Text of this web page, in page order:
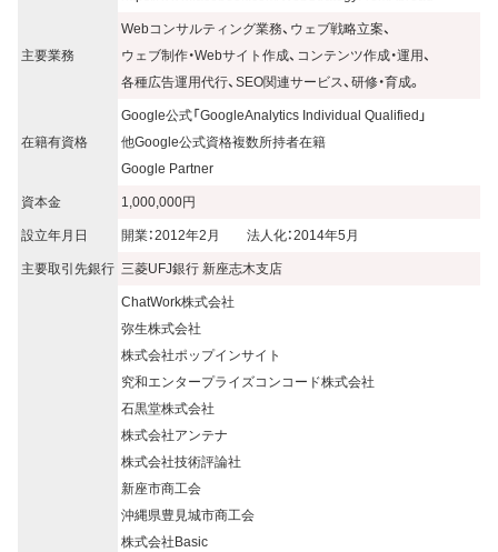
主要業務
Webコンサルティング業務、ウェブ戦略立案、
ウェブ制作・Webサイト作成、コンテンツ作成・運用、
各種広告運用代行、SEO関連サービス、研修・育成。
在籍有資格
Google公式「GoogleAnalytics Individual Qualified」
他Google公式資格複数所持者在籍
Google Partner
資本金 1,000,000円
設立年月日 開業：2012年2月 法人化：2014年5月
主要取引先銀行 三菱UFJ銀行 新座志木支店
ChatWork株式会社
弥生株式会社
株式会社ポップインサイト
究和エンタープライズコンコード株式会社
石黒堂株式会社
株式会社アンテナ
株式会社技術評論社
新座市商工会
沖縄県豊見城市商工会
株式会社Basic